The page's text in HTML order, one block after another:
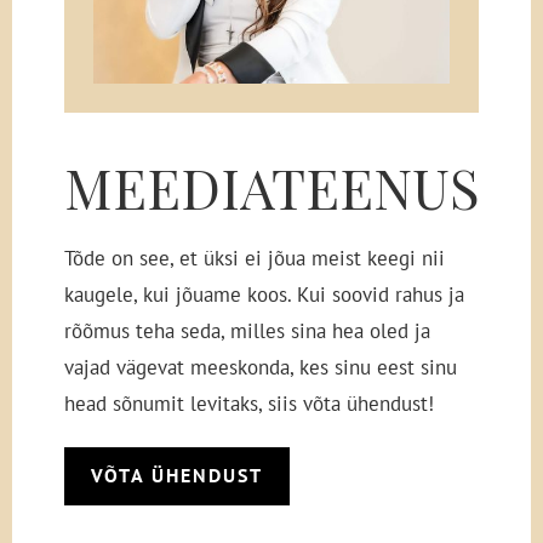
MEEDIA­TEENUS
Tõde on see, et üksi ei jõua meist keegi nii
kaugele, kui jõuame koos. Kui soovid rahus ja
rõõmus teha seda, milles sina hea oled ja
vajad vägevat meeskonda, kes sinu eest sinu
head sõnumit levitaks, siis võta ühendust!
VÕTA ÜHENDUST